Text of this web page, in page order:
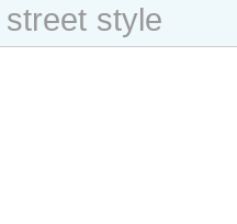
Lopez
after
street style